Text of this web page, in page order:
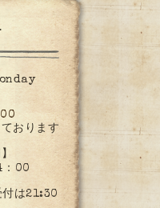
おります
：00
付は21:30